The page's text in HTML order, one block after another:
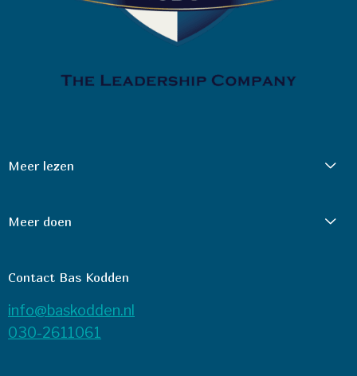
Meer lezen
Meer doen
Contact Bas Kodden
info@baskodden.nl
030-2611061